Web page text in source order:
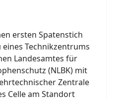
ersten Spatenstich
Technikzentrums
Landesamtes für
(NLBK) mit
Zentrale
Celle am Standort